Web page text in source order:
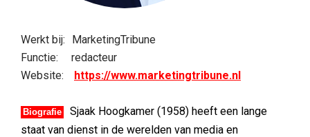
Werkt bij:
MarketingTribune
Functie:
redacteur
Website:
https://www.marketingtribune.nl
Biografie
Sjaak Hoogkamer (1958) heeft een lange
staat van dienst in de werelden van media en